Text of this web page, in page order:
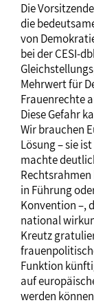
Die
die
von
bei der CESI-
Mehrwert für
Frauenrechte
Diese Gefahr
Wir brauchen
Lösung – sie
machte
in Führung
Konvention –,
national
Kreutz
Funktion
auf
werden